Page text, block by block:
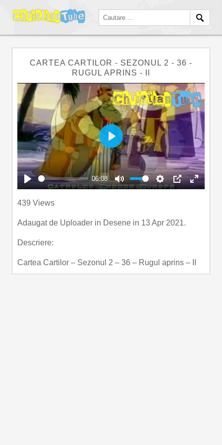
CARTEA CARTILOR - SEZONUL 2 - 36 -
RUGUL APRINS - II
Play
06:08
Mute Settings
PIP Enter
Play
439 Views
Adaugat de Uploader in Desene in 13 Apr 2021.
Descriere:
Cartea Cartilor – Sezonul 2 – 36 – Rugul aprins – II